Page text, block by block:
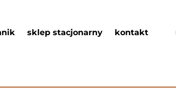
sklep stacjonarny kontakt